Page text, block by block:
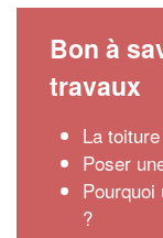
Bon à
travaux
La
Poser
?